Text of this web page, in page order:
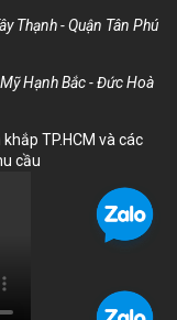
Thạnh - Quận Tân Phú
Hạnh Bắc - Đức Hoà
TP.HCM và các
cầu